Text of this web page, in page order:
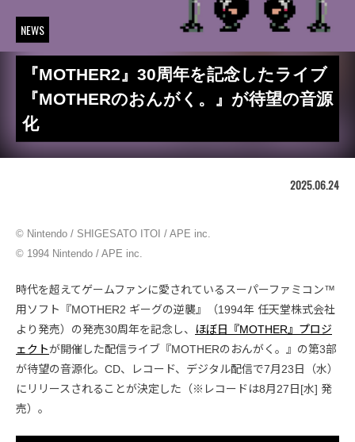
NEWS
『MOTHER2』30周年を記念したライブ
『MOTHERのおんがく。』が待望の音源
化
2025.06.24
© Nintendo / SHIGESATO ITOI / APE inc.
© 1994 Nintendo / APE inc.
時代を超えてゲームファンに愛されているスーパーファミコン™
用ソフト『MOTHER2 ギーグの逆襲』（1994年 任天堂株式会社
より発売）の発売30周年を記念し、
ほぼ日『MOTHER』プロジ
ェクトが開催した配信ライブ『MOTHERのおんがく。』の第3部
が待望の音源化。CD、レコード、デジタル配信で7月23日（水）
にリリースされることが決定した（※レコードは8月27日[水] 発
売）。